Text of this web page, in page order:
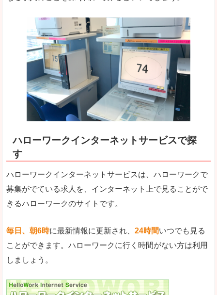
ハローワークインターネットサービスで探
す
ハローワークインターネットサービスは、ハローワークで
募集がでている求人を、インターネット上で見ることがで
きるハローワークのサイトです。
毎日、朝6時に最新情報に更新され、 24時間いつでも見る
ことができます。ハローワークに行く時間がない方は利用
しましょう。